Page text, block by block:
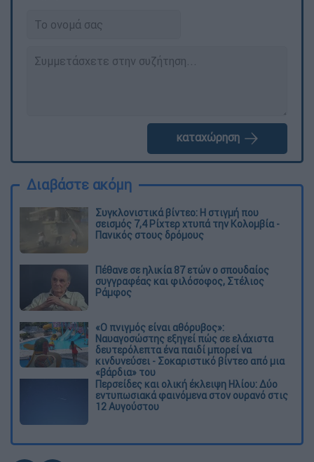
καταχώρηση
Διαβάστε ακόμη
Συγκλονιστικά βίντεο: Η στιγμή που
σεισμός 7,4 Ρίχτερ χτυπά την Κολομβία -
Πανικός στους δρόμους
Πέθανε σε ηλικία 87 ετών ο σπουδαίος
συγγραφέας και φιλόσοφος, Στέλιος
Ράμφος
«Ο πνιγμός είναι αθόρυβος»:
Ναυαγοσώστης εξηγεί πώς σε ελάχιστα
δευτερόλεπτα ένα παιδί μπορεί να
κινδυνεύσει - Σοκαριστικό βίντεο από μια
«βάρδια» του
Περσείδες και ολική έκλειψη Ηλίου: Δύο
εντυπωσιακά φαινόμενα στον ουρανό στις
12 Αυγούστου